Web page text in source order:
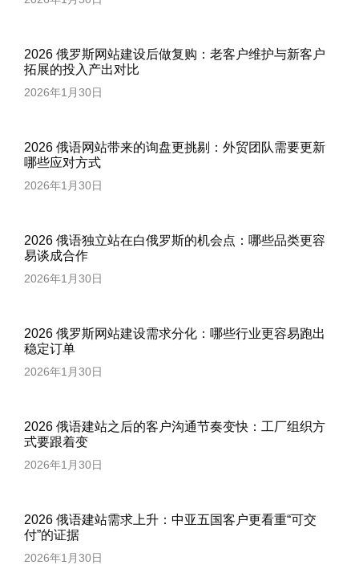
2026 俄罗斯网站建设后做复购：老客户维护与新客户
拓展的投入产出对比
2026年1月30日
2026 俄语网站带来的询盘更挑剔：外贸团队需要更新
哪些应对方式
2026年1月30日
2026 俄语独立站在白俄罗斯的机会点：哪些品类更容
易谈成合作
2026年1月30日
2026 俄罗斯网站建设需求分化：哪些行业更容易跑出
稳定订单
2026年1月30日
2026 俄语建站之后的客户沟通节奏变快：工厂组织方
式要跟着变
2026年1月30日
2026 俄语建站需求上升：中亚五国客户更看重“可交
付”的证据
2026年1月30日